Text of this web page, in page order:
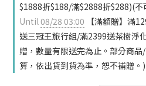
$1888折$188/滿$2888折$288)(
Until08/28 03:00 【滿額贈】滿
送三冠王旅行組/滿2399送茶樹淨
贈，數量有限送完為止。部分商
算，依出貨到貨為準，恕不補贈